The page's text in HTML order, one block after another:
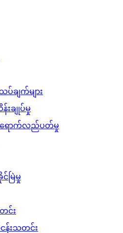
ချက်များ
ချုပ်မှု
ောက်လည်ပတ်မှု
မြဲမှု
င်း
န်းသတင်း